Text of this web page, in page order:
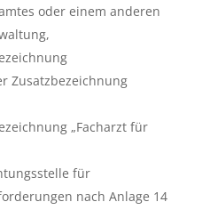
oder einem anderen
Zusatzbezeichnung
„Facharzt für
für
nach Anlage 14